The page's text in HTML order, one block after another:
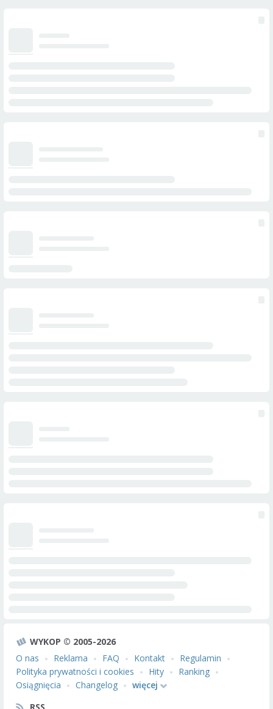
WYKOP © 2005-2026
O nas
Reklama FAQ Kontakt
Regulamin
Polityka prywatności i cookies
Hity
Ranking
Osiągnięcia
Changelog
więcej